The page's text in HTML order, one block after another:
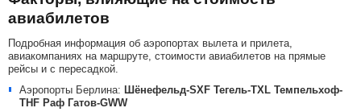
авиабилетов
Подробная информация об аэропортах вылета и прилета,
авиакомпаниях на маршруте, стоимости авиабилетов на прямые
рейсы и с пересадкой.
Аэропорты Берлина: Шёнефельд-SXF Тегель-TXL Темпельхоф-
THF Раф Гатов-GWW